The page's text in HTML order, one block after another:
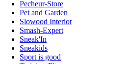
Pecheur-Store
Pet and Garden
Slowood Interior
Smash-Expert
Sneak'In
Sneakids
Sport is good